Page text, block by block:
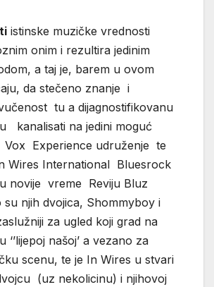
istinske muzičke vrednosti
onim i rezultira jedinim
a taj je, barem u ovom
da stečeno znanje i
tu a dijagnostifikovanu
kanalisati na jedini moguć
Experience udruženje te
Wires International Bluesrock
novije vreme Reviju Bluz
su njih dvojica, Shommyboy i
za ugled koji grad na
‘’lijepoj našoj’ a vezano za
scenu, te je In Wires u stvari
(uz nekolicinu) i njihovoj